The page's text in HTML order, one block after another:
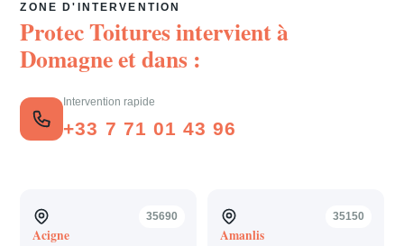
ZONE D'INTERVENTION
Protec Toitures intervient à
Domagneet dans :
Intervention rapide
+33 7 71 01 43 96
35690
Acigne
35150
Amanlis